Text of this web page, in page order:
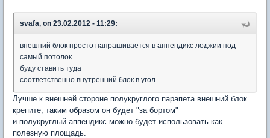
svafa, on 23.02.2012 - 11:29:
внешний блок просто напрашивается в аппендикс лоджии под
самый потолок
буду ставить туда
соответственно внутренний блок в угол
Лучше к внешней стороне полукруглого парапета внешний блок
крепите, таким образом он будет "за бортом"
и полукруглый аппендикс можно будет использовать как
полезную площадь.